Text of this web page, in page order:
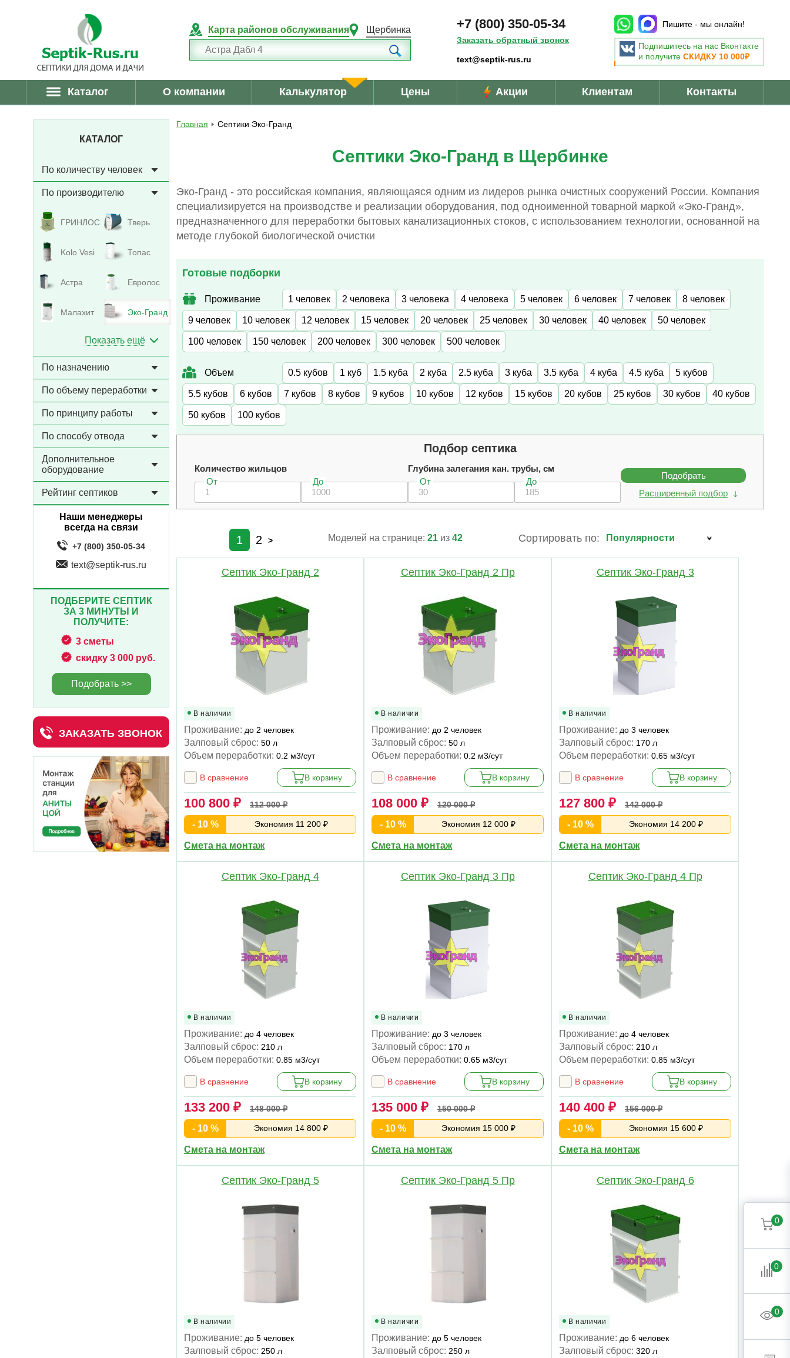
Карта районов обслуживания Щербинка +7 (800) 350-05-34
Заказать обратный звонок
text@septik-rus.ru
Пишите - мы онлайн!
Подпишитесь на нас Вконтакте
и получите СКИДКУ 10 000₽
Каталог О компании Калькулятор Цены Акции Клиентам Контакты
КАТАЛОГ
По количеству человек
По производителю
ГРИНЛОС Тверь
Kolo Vesi Топас
Астра Евролос
Малахит Эко-Гранд
Показать ещё
По назначению
По объему переработки
По принципу работы
По способу отвода
Дополнительное
оборудование
Рейтинг септиков
Наши менеджеры
всегда на связи
+7 (800) 350-05-34
text@septik-rus.ru
ПОДБЕРИТЕ СЕПТИК
ЗА 3 МИНУТЫ И
ПОЛУЧИТЕ:
3 сметы
скидку 3 000 руб.
Подобрать >>
ЗАКАЗАТЬ ЗВОНОК
Главная Септики Эко-Гранд
Септики Эко-Гранд в Щербинке
Эко-Гранд - это российская компания, являющаяся одним из лидеров рынка очистных сооружений России. Компания
специализируется на производстве и реализации оборудования, под одноименной товарной маркой «Эко-Гранд»,
предназначенного для переработки бытовых канализационных стоков, с использованием технологии, основанной на
методе глубокой биологической очистки
Готовые подборки
Проживание 1 человек 2 человека 3 человека 4 человека 5 человек 6 человек 7 человек 8 человек
9 человек 10 человек 12 человек 15 человек 20 человек 25 человек 30 человек 40 человек 50 человек
100 человек 150 человек 200 человек 300 человек 500 человек
Объем 0.5 кубов 1 куб 1.5 куба 2 куба 2.5 куба 3 куба 3.5 куба 4 куба 4.5 куба 5 кубов
5.5 кубов 6 кубов 7 кубов 8 кубов 9 кубов 10 кубов 12 кубов 15 кубов 20 кубов 25 кубов 30 кубов 40 кубов
50 кубов 100 кубов
Подбор септика
Количество жильцов
От
До
Глубина залегания кан. трубы, см
От
До
Подобрать
Расширенный подбор
1 2 > Моделей на странице: 21 из 42 Сортировать по:
Септик Эко-Гранд 2
В наличии
Проживание: до 2 человек
Залповый сброс: 50 л
Объем переработки: 0.2 м3/сут
В сравнение В корзину
100 800 ₽ 112 000 ₽
- 10 % Экономия 11 200 ₽
Смета на монтаж
Септик Эко-Гранд 2 Пр
В наличии
Проживание: до 2 человек
Залповый сброс: 50 л
Объем переработки: 0.2 м3/сут
В сравнение В корзину
108 000 ₽ 120 000 ₽
- 10 % Экономия 12 000 ₽
Смета на монтаж
Септик Эко-Гранд 3
В наличии
Проживание: до 3 человек
Залповый сброс: 170 л
Объем переработки: 0.65 м3/сут
В сравнение В корзину
127 800 ₽ 142 000 ₽
- 10 % Экономия 14 200 ₽
Смета на монтаж
Септик Эко-Гранд 4
В наличии
Проживание: до 4 человек
Залповый сброс: 210 л
Объем переработки: 0.85 м3/сут
В сравнение В корзину
133 200 ₽ 148 000 ₽
- 10 % Экономия 14 800 ₽
Смета на монтаж
Септик Эко-Гранд 3 Пр
В наличии
Проживание: до 3 человек
Залповый сброс: 170 л
Объем переработки: 0.65 м3/сут
В сравнение В корзину
135 000 ₽ 150 000 ₽
- 10 % Экономия 15 000 ₽
Смета на монтаж
Септик Эко-Гранд 4 Пр
В наличии
Проживание: до 4 человек
Залповый сброс: 210 л
Объем переработки: 0.85 м3/сут
В сравнение В корзину
140 400 ₽ 156 000 ₽
- 10 % Экономия 15 600 ₽
Смета на монтаж
Септик Эко-Гранд 5
В наличии
Проживание: до 5 человек
Залповый сброс: 250 л
Септик Эко-Гранд 5 Пр
В наличии
Проживание: до 5 человек
Залповый сброс: 250 л
Септик Эко-Гранд 6
В наличии
Проживание: до 6 человек
Залповый сброс: 320 л
0
0
0